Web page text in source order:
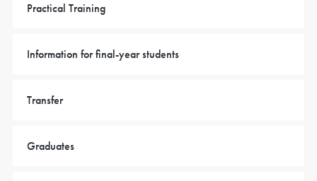
Practical Training
Information for final-year students
Transfer
Graduates